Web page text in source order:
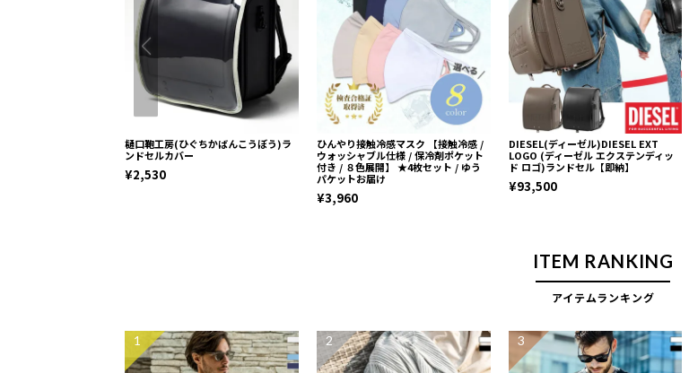
樋口鞄工房(ひぐちかばんこうぼう)ラ
ンドセルカバー
¥2,530
ひんやり接触冷感マスク 【接触冷感 /
ウォッシャブル仕様 / 保冷剤ポケット
付き / ８色展開】 ★4枚セット / ゆう
パケットお届け
¥3,960
DIESEL(ディーゼル)DIESEL EXT
LOGO (ディーゼル エクステンディッ
ド ロゴ)ランドセル【即納】
¥93,500
ITEM RANKING
アイテムランキング
1 2 3